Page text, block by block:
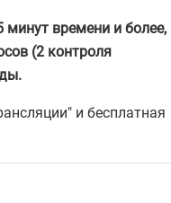
времени и более,
(2 контроля
и бесплатная